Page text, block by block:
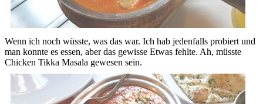
Wenn ich noch wüsste, was das war. Ich hab jedenfalls probiert und
man konnte es essen, aber das gewisse Etwas fehlte. Ah, müsste
Chicken Tikka Masala gewesen sein.